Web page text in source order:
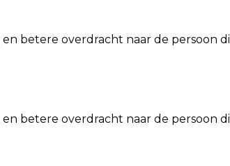
betere overdracht naar de persoon
betere overdracht naar de persoon